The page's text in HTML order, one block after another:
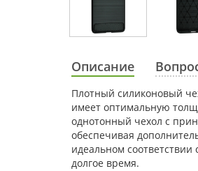
Описание
Плотный силиконовый
имеет оптимальную
однотонный чехол с
обеспечивая
идеальном
долгое время.